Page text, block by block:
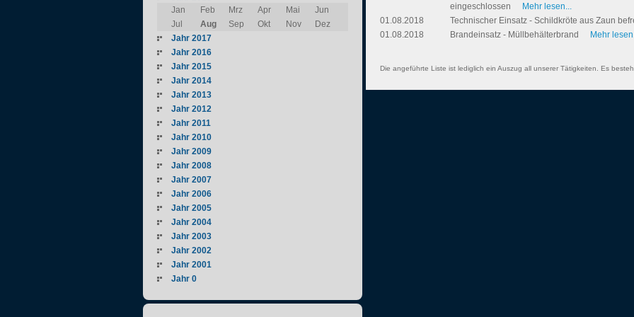
eingeschlossen
Mehr lesen...
01.08.2018
Technischer Einsatz - Schildkröte aus Zaun
01.08.2018
Brandeinsatz - Müllbehälterbrand Mehr
Die angeführte Liste ist lediglich ein Auszug all unserer Tätigkeiten. Es
Jan
Feb Mrz Apr Mai
Jun
Jul
Aug Sep Okt Nov
Dez
Jahr 2017
Jahr 2016
Jahr 2015
Jahr 2014
Jahr 2013
Jahr 2012
Jahr 2011
Jahr 2010
Jahr 2009
Jahr 2008
Jahr 2007
Jahr 2006
Jahr 2005
Jahr 2004
Jahr 2003
Jahr 2002
Jahr 2001
Jahr 0